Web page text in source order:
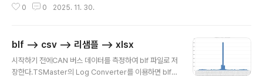
다. LIN Bus Explained - A Simple Intro (2020): CS
메시지의 전송 완료를 기다리지 않고) 에러 플래그를 전송
어기는 에러가 발생한 메시지를 재전송한다. 만일, 아래 그
림의 예처럼 원인이 해결되지 않으면, 수신 제어기들은 메
시지를 수신할 때마다 에러를 감지하여 즉시 에러 플래그
0 0 2025. 11. 30.
blf --> csv --> 리샘플 --> xlsx
시작하기 전에CAN 버스 데이터를 측정하여 blf 파일로 저
장한다.TSMaster의 Log Converter를 이용하면 blf